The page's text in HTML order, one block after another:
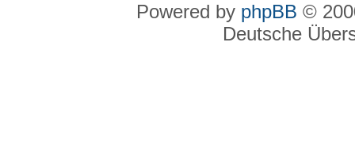
Powered by phpBB ©
Deutsche